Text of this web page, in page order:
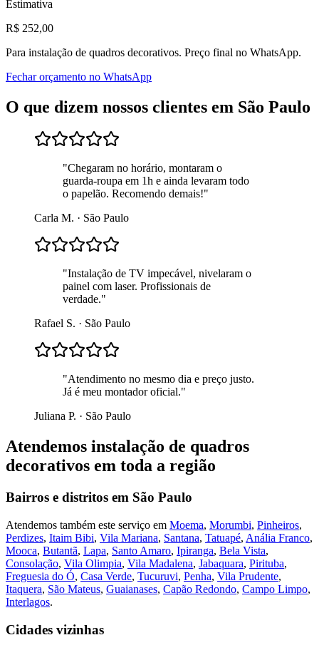
Estimativa
R$ 252,00
Para instalação de quadros decorativos. Preço final no WhatsApp.
Fechar orçamento no WhatsApp
O que dizem nossos clientes em São Paulo
"Chegaram no horário, montaram o
guarda-roupa em 1h e ainda levaram todo
o papelão. Recomendo demais!"
Carla M. · São Paulo
"Instalação de TV impecável, nivelaram o
painel com laser. Profissionais de
verdade."
Rafael S. · São Paulo
"Atendimento no mesmo dia e preço justo.
Já é meu montador oficial."
Juliana P. · São Paulo
Atendemos instalação de quadros
decorativos em toda a região
Bairros e distritos em São Paulo
Atendemos também este serviço em Moema, Morumbi, Pinheiros,
Perdizes, Itaim Bibi, Vila Mariana, Santana, Tatuapé, Anália Franco,
Mooca, Butantã, Lapa, Santo Amaro, Ipiranga, Bela Vista,
Consolação, Vila Olimpia, Vila Madalena, Jabaquara, Pirituba,
Freguesia do Ó, Casa Verde, Tucuruvi, Penha, Vila Prudente,
Itaquera, São Mateus, Guaianases, Capão Redondo, Campo Limpo,
Interlagos.
Cidades vizinhas